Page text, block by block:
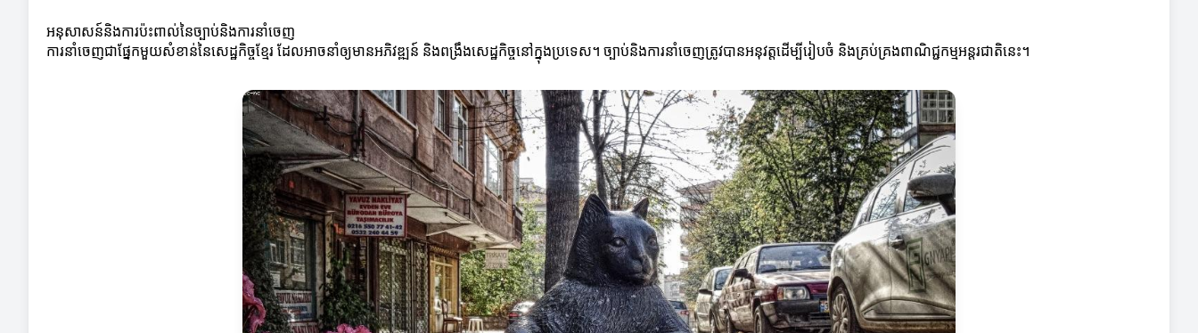
អនុសាសន៍និងការប៉ះពាល់នៃច្បាប់និងការនាំចេញ
ការនាំចេញជាផ្នែកមួយសំខាន់នៃសេដ្ឋកិច្ចខ្មែរ ដែលអាចនាំឲ្យមានអភិវឌ្ឍន៍ និងពង្រឹងសេដ្ឋកិច្ចនៅក្នុងប្រទេស។ ច្បាប់និងការនាំចេញត្រូវបានអនុវត្តដើម្បីរៀបចំ និងគ្រប់គ្រងពាណិជ្ជកម្មអន្តរជាតិនេះ។